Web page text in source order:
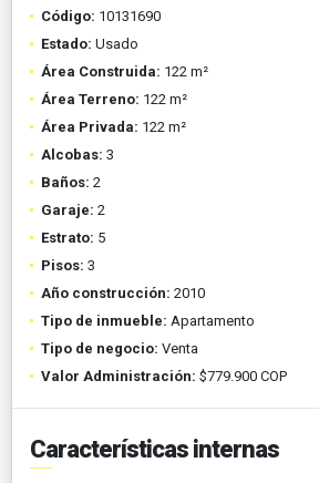
Código: 10131690
Estado: Usado
Área Construida: 122 m²
Área Terreno: 122 m²
Área Privada: 122 m²
Alcobas: 3
Baños: 2
Garaje: 2
Estrato: 5
Pisos: 3
Año construcción: 2010
Tipo de inmueble: Apartamento
Tipo de negocio: Venta
Valor Administración: $779.900 COP
Características internas